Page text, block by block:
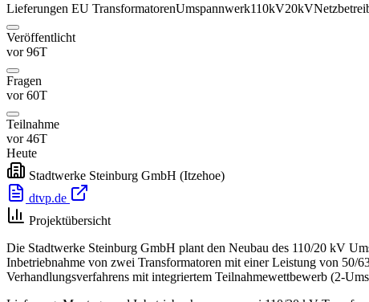
Lieferungen EU TransformatorenUmspannwerk110kV20kV
Veröffentlicht
vor 96T
Fragen
vor 60T
Teilnahme
vor 46T
Heute
Stadtwerke Steinburg GmbH (Itzehoe)
dtvp.de
Projektübersicht
Die Stadtwerke Steinburg GmbH plant den Neubau des 110/20 kV
Inbetriebnahme von zwei Transformatoren mit einer Leistung von
Verhandlungsverfahrens mit integriertem Teilnahmewettbewerb (2-